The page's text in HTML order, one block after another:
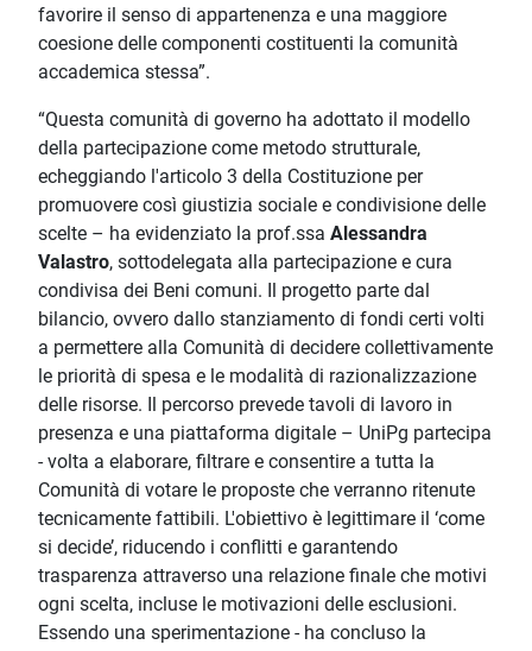
favorire il senso di appartenenza e una maggiore
coesione delle componenti costituenti la comunità
accademica stessa”.
“Questa comunità di governo ha adottato il modello
della partecipazione come metodo strutturale,
echeggiando l'articolo 3 della Costituzione per
promuovere così giustizia sociale e condivisione delle
scelte – ha evidenziato la prof.ssa Alessandra
Valastro, sottodelegata alla partecipazione e cura
condivisa dei Beni comuni. Il progetto parte dal
bilancio, ovvero dallo stanziamento di fondi certi volti
a permettere alla Comunità di decidere collettivamente
le priorità di spesa e le modalità di razionalizzazione
delle risorse. Il percorso prevede tavoli di lavoro in
presenza e una piattaforma digitale – UniPg partecipa
- volta a elaborare, filtrare e consentire a tutta la
Comunità di votare le proposte che verranno ritenute
tecnicamente fattibili. L'obiettivo è legittimare il ‘come
si decide’, riducendo i conflitti e garantendo
trasparenza attraverso una relazione finale che motivi
ogni scelta, incluse le motivazioni delle esclusioni.
Essendo una sperimentazione - ha concluso la